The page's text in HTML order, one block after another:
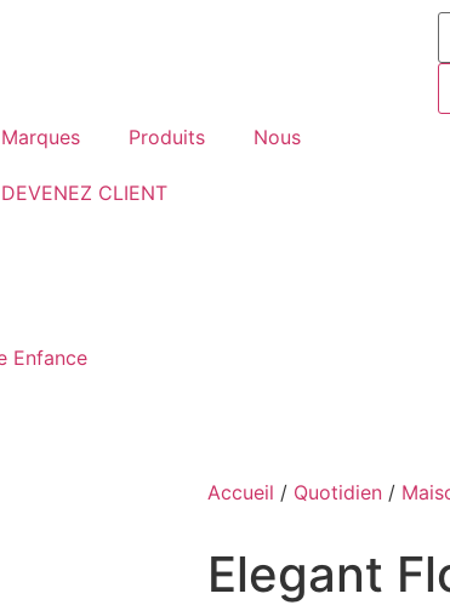
Marques Produits Nous
DEVENEZ CLIENT
Enfance
Accueil / Quotidien /
Elegant